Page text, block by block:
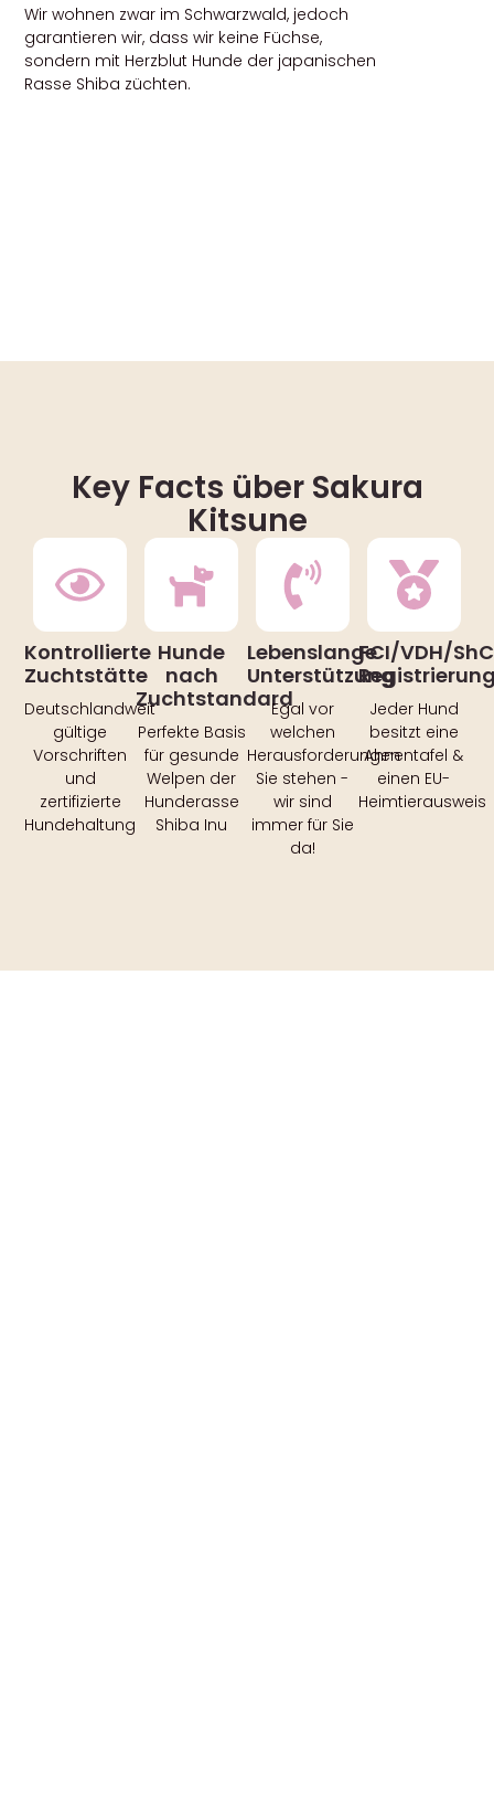
Wir wohnen zwar im Schwarzwald, jedoch
garantieren wir, dass wir keine Füchse,
sondern mit Herzblut Hunde der japanischen
Rasse Shiba züchten.
Key Facts über Sakura
Kitsune
Kontrollierte
Zuchtstätte
Deutschlandweit
gültige
Vorschriften
und
zertifizierte
Hundehaltung
Hunde
nach
Zuchtstandard
Perfekte Basis
für gesunde
Welpen der
Hunderasse
Shiba Inu
Lebenslange
Unterstützung
Egal vor
welchen
Herausforderungen
Sie stehen -
wir sind
immer für Sie
da!
FCI/VDH/
Jeder Hund
besitzt eine
Ahnentafel &
einen EU-
Heimtierausweis